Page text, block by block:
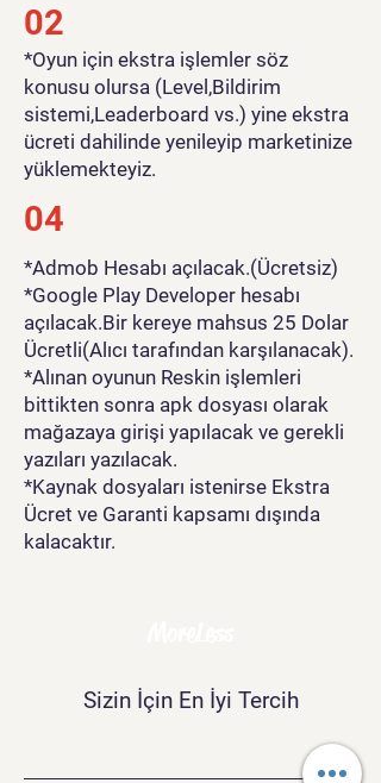
02
*Oyun için ekstra işlemler söz
konusu olursa (Level,Bildirim
sistemi,Leaderboard vs.) yine ekstra
ücreti dahilinde yenileyip marketinize
yüklemekteyiz.
04
*Admob Hesabı açılacak.(Ücretsiz)
*Google Play Developer hesabı
açılacak.Bir kereye mahsus 25 Dolar
Ücretli(Alıcı tarafından karşılanacak).
*Alınan oyunun Reskin işlemleri
bittikten sonra apk dosyası olarak
mağazaya girişi yapılacak ve gerekli
yazıları yazılacak.
*Kaynak dosyaları istenirse Ekstra
Ücret ve Garanti kapsamı dışında
kalacaktır.
Sizin İçin En İyi Tercih